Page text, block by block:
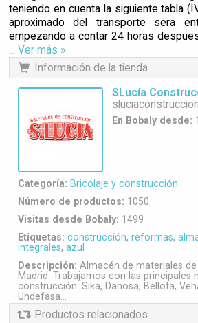
teniendo en cuenta la siguiente tabla
aproximado del transporte sera
empezando a contar 24 horas
... Ver más »
Información de la tienda
SLucía
En Bobaly desde:
Categoría: Bricolaje y construcción
Número de productos: 1050
Visitas desde Bobaly: 1499
Etiquetas: construcción, reformas,
integrales, azul
Descripción: Almacén de materiales
Madrid. Trabajamos con las principales
construcción: Sika, Danosa, Bellota,
Undefasa...
Productos relacionados